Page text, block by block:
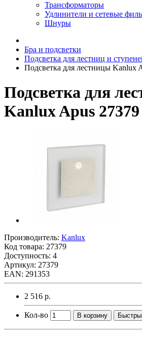
Трансформаторы
Удлинители и сетевые
Шнуры
Бра и подсветки
Подсветка для лестниц и
Подсветка для лестницы Kanlux
Подсветка для
Kanlux Apus 27379
Производитель: Kanlux
Код товара: 27379
Доступность: 4
Артикул: 27379
EAN: 291353
2 516 р.
Кол-во В корзину